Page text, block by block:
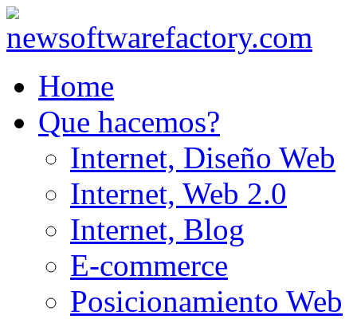
Home
Que hacemos?
Internet, Diseño Web
Internet, Web 2.0
Internet, Blog
E-commerce
Posicionamiento Web